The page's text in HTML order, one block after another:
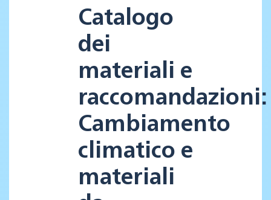
Catalogo
dei
materiali e
raccomandazioni:
Cambiamento
climatico e
materiali